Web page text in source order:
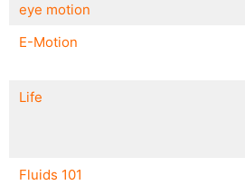
eye motion
E-Motion
Life
Fluids 101